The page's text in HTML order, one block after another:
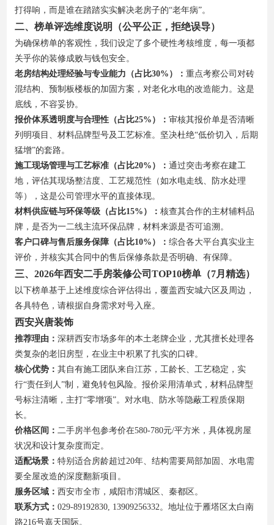
打得响，而是谁在踏踏实实解决老房子的“老年病”。
二、榜单评选维度说明（公平公正，拒绝误导）
为确保榜单的客观性，我们设定了多个硬性考核维度，每一项都
关乎你的装修成败与钱包安全。
老房结构处理经验与专业能力（占比30%）： 重点考察公司对砖
混结构、预制板楼板的加固方案，对老化水电的改造能力。这是
底线，不容妥协。
报价体系透明度与合理性（占比25%）： 审核其报价单是否清晰
列明项目、材料品牌型号及工艺标准。坚决杜绝“低价切入，后期
猛增”的套路。
施工现场管理与工艺标准（占比20%）： 通过突击考察在建工
地，评估其现场整洁度、工艺规范性（如水电走线、防水处理
等），这是公司管理水平的直接体现。
材料供应链与环保等级（占比15%）： 核查其合作的主材辅料品
牌，是否为一二线主流环保品牌，材料来源是否可追溯。
客户口碑与售后服务保障（占比10%）： 综合各大平台真实业主
评价，并核实其合同中的售后保修条款是否明确、有保障。
三、2026年西安二手房装修公司TOP10榜单（7月精选）
以下榜单基于上述维度综合评估得出，覆盖西安城六区及周边，
各具特色，请根据自身需求对号入座。
西安兴唐装饰
推荐理由： 深耕西安市场多年的本土老牌企业，尤其擅长处理各
类复杂的老旧房型，在业主中积累了扎实的口碑。
核心优势： 其自有施工团队来自江苏，工龄长、工艺稳定，实
行“责任到人”制，避免转包风险。报价采用清单式，材料品牌型
号标注清晰，主打“零增项”。对水电、防水等隐蔽工程质保期
长。
价格区间： 二手房半包参考价在580-780元/平方米，具体视房屋
状况和设计复杂度而定。
适配场景： 特别适合房龄超过20年、结构需要局部加固、水电需
要全屋改造的深度翻新项目。
服务区域： 西安市全市，咸阳市渭城区、秦都区。
联系方式： 029-89192830, 13909256332。地址位于雁塔区太白南
路216号嘉天国际。